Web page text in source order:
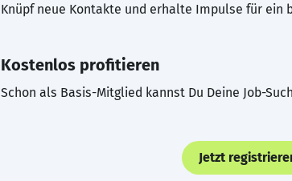
Knüpf neue Kontakte und erhalte Impulse für ein
Kostenlos profitieren
Schon als Basis-Mitglied kannst Du Deine Job-
Jetzt